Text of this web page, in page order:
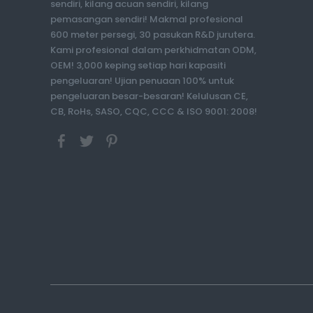
sendiri, kilang acuan sendiri, kilang
pemasangan sendiri! Makmal profesional
600 meter persegi, 30 pasukan R&D jurutera.
Kami profesional dalam perkhidmatan ODM,
OEM! 3,000 keping setiap hari kapasiti
pengeluaran! Ujian penuaan 100% untuk
pengeluaran besar-besaran! Kelulusan CE,
CB, RoHs, SASO, CQC, CCC & ISO 9001: 2008!